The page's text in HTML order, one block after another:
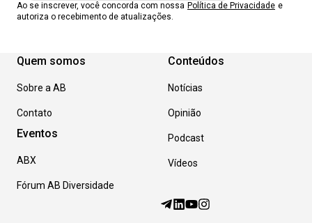
Ao se inscrever, você concorda com nossa Política de Privacidade e
autoriza o recebimento de atualizações.
Quem somos
Sobre a AB
Contato
Eventos
ABX
Fórum AB Diversidade
Conteúdos
Notícias
Opinião
Podcast
Vídeos